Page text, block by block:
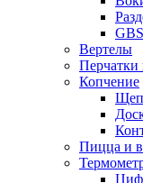
Вертелы
Копчение
Пицца и